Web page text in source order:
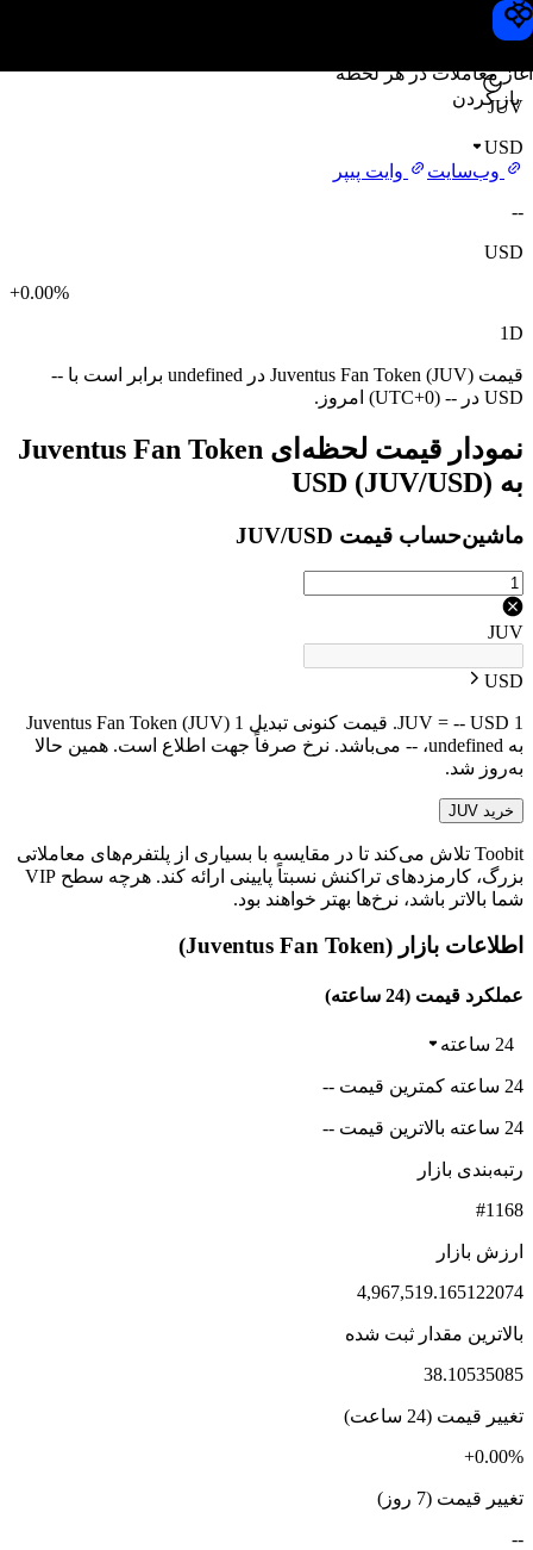
آغاز معاملات در هر لحظه
باز کردن
قیمت Juventus Fan Token
JUV
USD
وب‌سایت
وایت پیپر
--
USD
+0.00%
1D
قیمت Juventus Fan Token (JUV) در undefined برابر است با --
USD در -- (UTC+0) امروز.
نمودار قیمت لحظه‌ای Juventus Fan Token
به USD (JUV/USD)
ماشین‌حساب قیمت JUV/USD
JUV
USD
1 JUV = -- USD. قیمت کنونی تبدیل 1 Juventus Fan Token (JUV)
به undefined، -- می‌باشد. نرخ صرفاً جهت اطلاع است. همین حالا
به‌روز شد.
خرید JUV
Toobit تلاش می‌کند تا در مقایسه با بسیاری از پلتفرم‌های معاملاتی
بزرگ، کارمزدهای تراکنش نسبتاً پایینی ارائه کند. هرچه سطح VIP
شما بالاتر باشد، نرخ‌ها بهتر خواهند بود.
اطلاعات بازار (Juventus Fan Token)
عملکرد قیمت (24 ساعته)
24 ساعته
24 ساعته کمترین قیمت --
24 ساعته بالاترین قیمت --
رتبه‌بندی بازار
#1168
ارزش بازار
4,967,519.165122074
بالاترین مقدار ثبت شده
38.10535085
تغییر قیمت (24 ساعت)
+0.00%
تغییر قیمت (7 روز)
--